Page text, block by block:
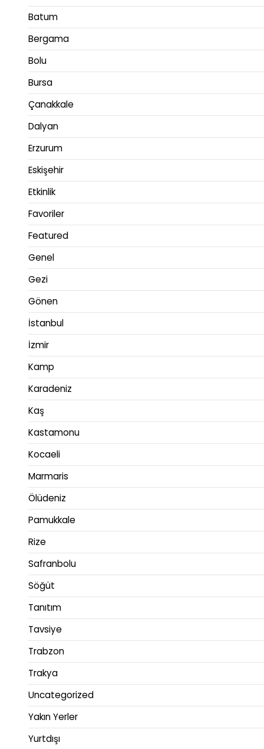
Batum
Bergama
Bolu
Bursa
Çanakkale
Dalyan
Erzurum
Eskişehir
Etkinlik
Favoriler
Featured
Genel
Gezi
Gönen
İstanbul
İzmir
Kamp
Karadeniz
Kaş
Kastamonu
Kocaeli
Marmaris
Ölüdeniz
Pamukkale
Rize
Safranbolu
Söğüt
Tanıtım
Tavsiye
Trabzon
Trakya
Uncategorized
Yakın Yerler
Yurtdışı